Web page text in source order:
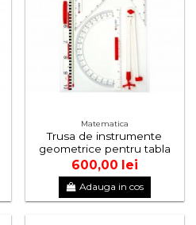
Matematica
Trusa de instrumente
geometrice pentru tabla
600,00 lei
Adauga in cos